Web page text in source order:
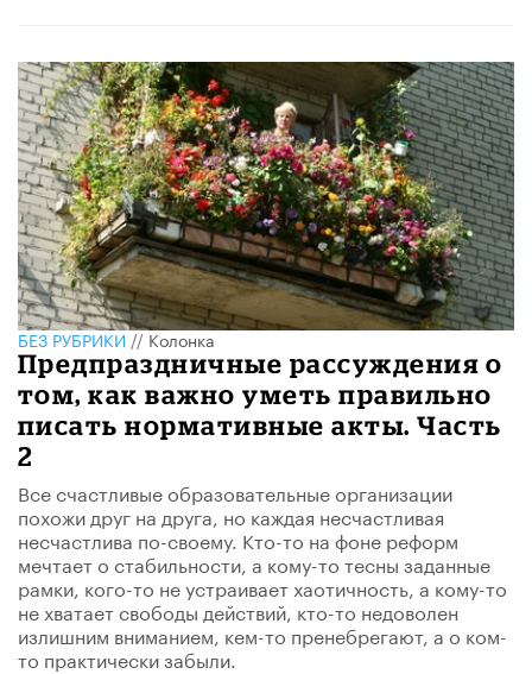
БЕЗ РУБРИКИ//Колонка
Предпраздничные рассуждения о
том, как важно уметь правильно
писать нормативные акты. Часть
2
Все счастливые образовательные организации
похожи друг на друга, но каждая несчастливая
несчастлива по-своему. Кто-то на фоне реформ
мечтает о стабильности, а кому-то тесны заданные
рамки, кого-то не устраивает хаотичность, а кому-то
не хватает свободы действий, кто-то недоволен
излишним вниманием, кем-то пренебрегают, а о ком-
то практически забыли.